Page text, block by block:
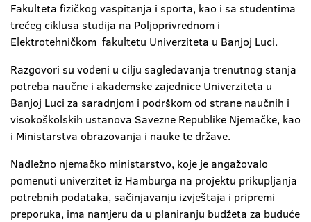
Fakulteta fizičkog vaspitanja i sporta, kao i sa studentima
trećeg ciklusa studija na Poljoprivrednom i
Elektrotehničkom fakultetu Univerziteta u Banjoj Luci.
Razgovori su vođeni u cilju sagledavanja trenutnog stanja
potreba naučne i akademske zajednice Univerziteta u
Banjoj Luci za saradnjom i podrškom od strane naučnih i
visokoškolskih ustanova Savezne Republike Njemačke, kao
i Ministarstva obrazovanja i nauke te države.
Nadležno njemačko ministarstvo, koje je angažovalo
pomenuti univerzitet iz Hamburga na projektu prikupljanja
potrebnih podataka, sačinjavanju izvještaja i pripremi
preporuka, ima namjeru da u planiranju budžeta za buduće